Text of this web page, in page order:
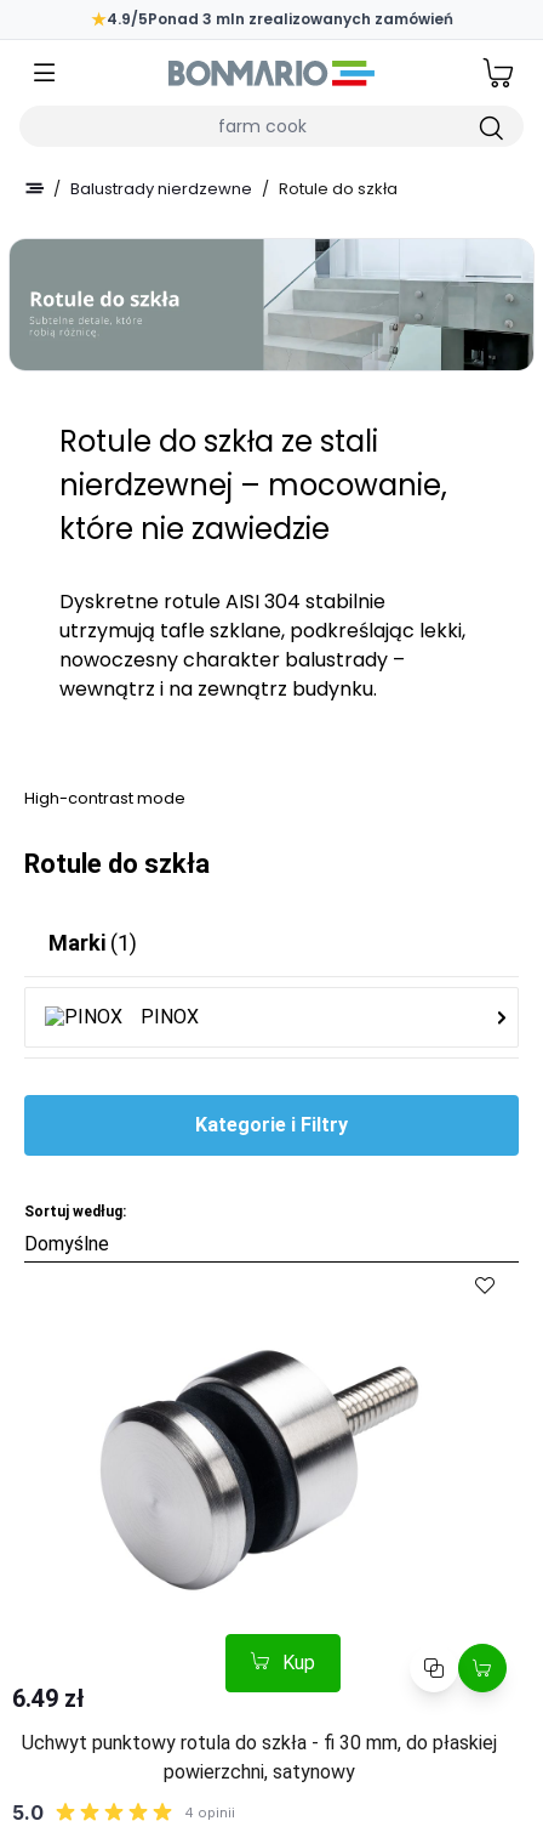
Przejdź do głównej zawartości strony
★4.9/5Ponad 3 mln zrealizowanych zamówień
/ Balustrady nierdzewne / Rotule do szkła
Rotule do szkła ze stali
nierdzewnej – mocowanie,
które nie zawiedzie
Dyskretne rotule AISI 304 stabilnie
utrzymują tafle szklane, podkreślając lekki,
nowoczesny charakter balustrady –
wewnątrz i na zewnątrz budynku.
High-contrast mode
Rotule do szkła
Marki (1)
PINOX
Kategorie i Filtry
Sortuj według:
Kup Porównaj
Kup Porównaj
6.49 zł
Uchwyt punktowy rotula do szkła - fi 30 mm, do płaskiej
powierzchni, satynowy